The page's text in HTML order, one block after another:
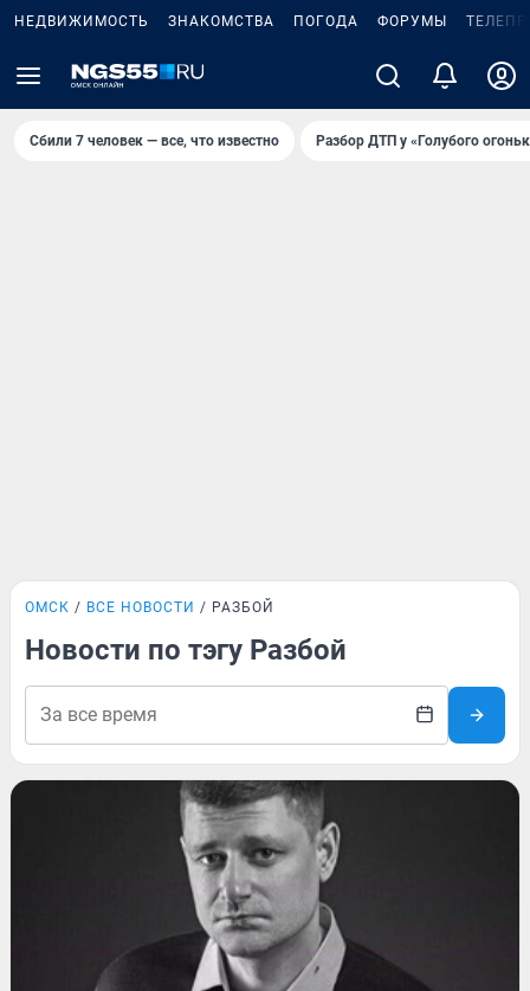
НЕДВИЖИМОСТЬ ЗНАКОМСТВА ПОГОДА ФОРУМЫ
Сбили 7 человек — все, что известно Разбор ДТП у «Голубого
ОМСК ВСЕ НОВОСТИ РАЗБОЙ
Новости по тэгу Разбой